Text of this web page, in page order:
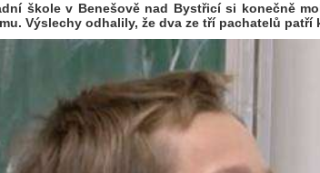
škole v Benešově nad Bystřicí si konečně
Výslechy odhalily, že dva ze tří pachatelů